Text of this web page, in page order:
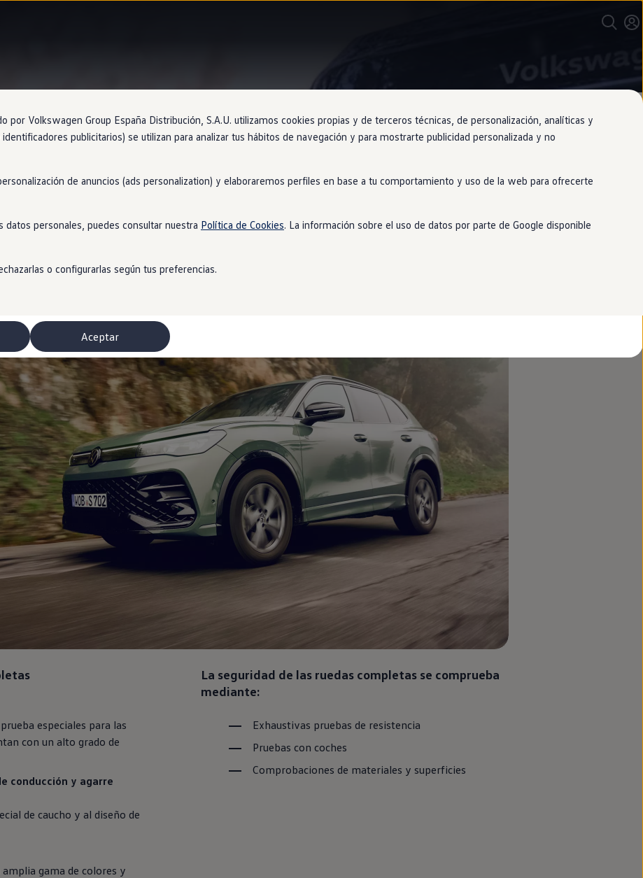
emisoras de radio
Information
la combinación llanta-neumático perfecta para tu modelo.
especiales para las
con un alto grado de
conducción y agarre
de caucho y al diseño de
gama de colores y
La seguridad de las ruedas completas se comprueba
mediante:
Exhaustivas pruebas de resistencia
Pruebas con coches
Comprobaciones de materiales y superficies
Volkswagen Group España Distribución, S.A.U. utilizamos cookies propias y de terceros técnicas, de personalización, analíticas y
publicitarios) se utilizan para analizar tus hábitos de navegación y para mostrarte publicidad personalizada y no
de anuncios (ads personalization) y elaboraremos perfiles en base a tu comportamiento y uso de la web para ofrecerte
personales, puedes consultar nuestra Política de Cookies. La información sobre el uso de datos por parte de Google disponible
o configurarlas según tus preferencias.
Aceptar